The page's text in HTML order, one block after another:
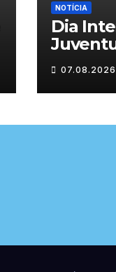
NOTÍCIA
Dia
Chaves
07.08.2026